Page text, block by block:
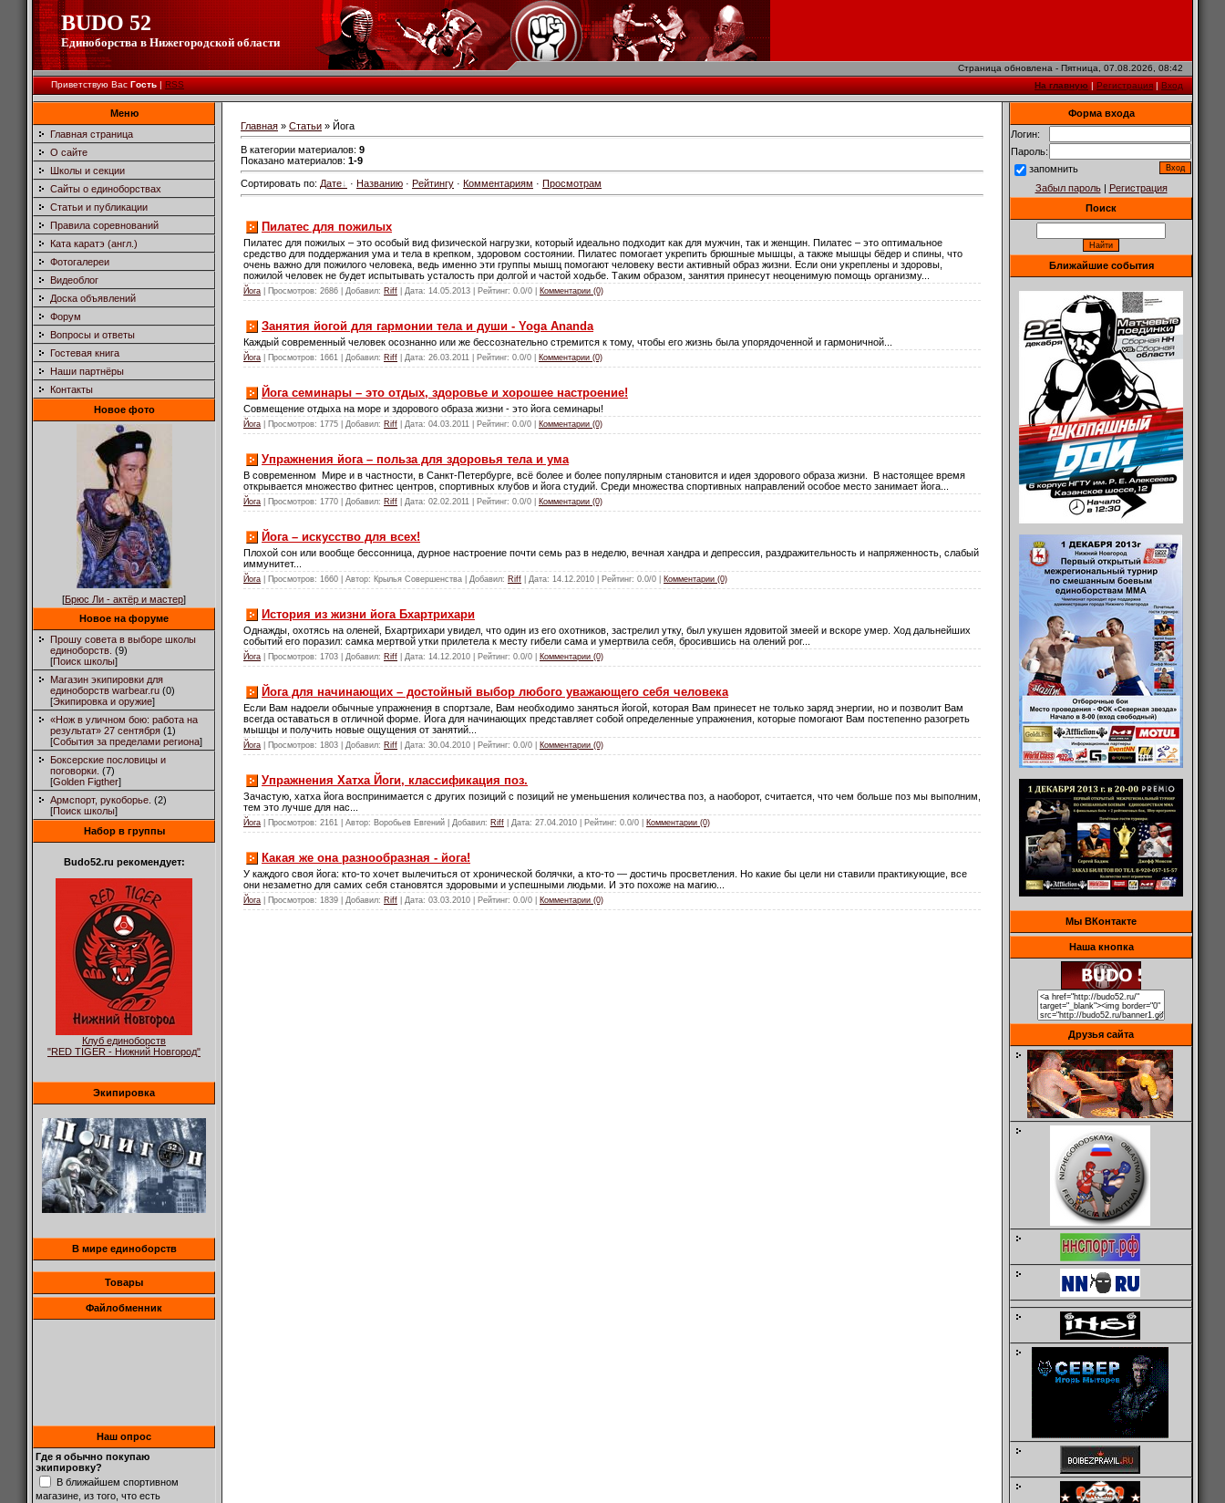
BUDO 52
Единоборства в Нижегородской области
Страница обновлена - Пятница, 07.08.2026, 08:42
Приветствую Вас Гость|RSS На главную|Регистрация|Вход
Меню
Главная страница
О сайте
Школы и секции
Сайты о единоборствах
Статьи и публикации
Правила соревнований
Ката каратэ (англ.)
Фотогалереи
Видеоблог
Доска объявлений
Форум
Вопросы и ответы
Гостевая книга
Наши партнёры
Контакты
Новое фото
[Брюс Ли - актёр и мастер]
Новое на форуме
Прошу совета в выборе школы
единоборств. (9)
[Поиск школы]
Магазин экипировки для
единоборств warbear.ru (0)
[Экипировка и оружие]
«Нож в уличном бою: работа на
результат» 27 сентября (1)
[События за пределами региона]
Боксерские пословицы и
поговорки. (7)
[Golden Figther]
Армспорт, рукоборье. (2)
[Поиск школы]
Набор в группы
Budo52.ru рекомендует:
Клуб единоборств
"RED TIGER - Нижний Новгород"
Экипировка
В мире единоборств
Товары
Файлобменник
Наш опрос
Где я обычно покупаю
экипировку?
В ближайшем спортивном
магазине, из того, что есть
Главная » Статьи » Йога
В категории материалов: 9
Показано материалов: 1-9
Сортировать по: Дате · Названию · Рейтингу · Комментариям · Просмотрам
Пилатес для пожилых
Пилатес для пожилых – это особый вид физической нагрузки, который идеально подходит как для мужчин, так и женщин. Пилатес – это оптимальное
средство для поддержания ума и тела в крепком, здоровом состоянии. Пилатес помогает укрепить брюшные мышцы, а также мышцы бёдер и спины, что
очень важно для пожилого человека, ведь именно эти группы мышц помогают человеку вести активный образ жизни. Если они укреплены и здоровы,
пожилой человек не будет испытывать усталость при долгой и частой ходьбе. Таким образом, занятия принесут неоценимую помощь организму...
Йога | Просмотров: 2686 | Добавил: Riff | Дата: 14.05.2013 | Рейтинг: 0.0/0 | Комментарии (0)
Занятия йогой для гармонии тела и души - Yoga Ananda
Каждый современный человек осознанно или же бессознательно стремится к тому, чтобы его жизнь была упорядоченной и гармоничной...
Йога | Просмотров: 1661 | Добавил: Riff | Дата: 26.03.2011 | Рейтинг: 0.0/0 | Комментарии (0)
Йога семинары – это отдых, здоровье и хорошее настроение!
Совмещение отдыха на море и здорового образа жизни - это йога семинары!
Йога | Просмотров: 1775 | Добавил: Riff | Дата: 04.03.2011 | Рейтинг: 0.0/0 | Комментарии (0)
Упражнения йога – польза для здоровья тела и ума
В современном Мире и в частности, в Санкт-Петербурге, всё более и более популярным становится и идея здорового образа жизни. В настоящее время
открывается множество фитнес центров, спортивных клубов и йога студий. Среди множества спортивных направлений особое место занимает йога...
Йога | Просмотров: 1770 | Добавил: Riff | Дата: 02.02.2011 | Рейтинг: 0.0/0 | Комментарии (0)
Йога – искусство для всех!
Плохой сон или вообще бессонница, дурное настроение почти семь раз в неделю, вечная хандра и депрессия, раздражительность и напряженность, слабый
иммунитет...
Йога | Просмотров: 1660 | Автор: Крылья Совершенства | Добавил: Riff | Дата: 14.12.2010 | Рейтинг: 0.0/0 | Комментарии (0)
История из жизни йога Бхартрихари
Однажды, охотясь на оленей, Бхартриха­ри увидел, что один из его охотников, застрелил утку, был укушен ядовитой змеей и вскоре умер. Ход дальнейших
событий его поразил: самка мертвой утки прилетела к месту гибели сама и умертвила себя, бросившись на олений рог...
Йога | Просмотров: 1703 | Добавил: Riff | Дата: 14.12.2010 | Рейтинг: 0.0/0 | Комментарии (0)
Йога для начинающих – достойный выбор любого уважающего себя человека
Если Вам надоели обычные упражнения в спортзале, Вам необходимо заняться йогой, которая Вам принесет не только заряд энергии, но и позволит Вам
всегда оставаться в отличной форме. Йога для начинающих представляет собой определенные упражнения, которые помогают Вам постепенно разогреть
мышцы и получить новые ощущения от занятий...
Йога | Просмотров: 1803 | Добавил: Riff | Дата: 30.04.2010 | Рейтинг: 0.0/0 | Комментарии (0)
Упражнения Хатха Йоги, классификация поз.
Зачастую, хатха йога воспринимается с других позиций с позиций не уменьшения количества поз, а наоборот, считается, что чем больше поз мы выполним,
тем это лучше для нас...
Йога | Просмотров: 2161 | Автор: Воробьев Евгений | Добавил: Riff | Дата: 27.04.2010 | Рейтинг: 0.0/0 | Комментарии (0)
Какая же она разнообразная - йога!
У каждого своя йога: кто-то хочет вылечиться от хронической болячки, а кто-то — достичь просветления. Но какие бы цели ни ставили практикующие, все
они незаметно для самих себя становятся здоровыми и успешными людьми. И это похоже на магию...
Йога | Просмотров: 1839 | Добавил: Riff | Дата: 03.03.2010 | Рейтинг: 0.0/0 | Комментарии (0)
Форма входа
Логин:
Пароль:
запомнить
Забыл пароль| Регистрация
Поиск
Ближайшие события
Мы ВКонтакте
Наша кнопка
Друзья сайта